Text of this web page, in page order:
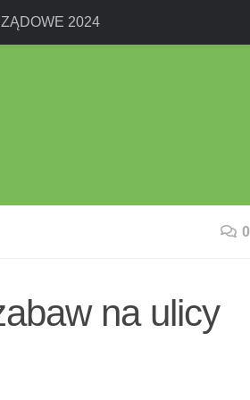
2024
0
na ulicy